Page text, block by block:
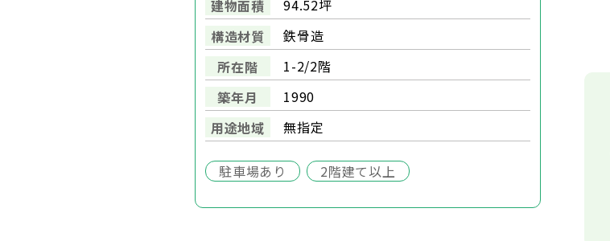
建物面積
94.52坪
構造材質
鉄骨造
所在階
1-2/2階
築年月
1990
用途地域
無指定
駐車場あり 2階建て以上